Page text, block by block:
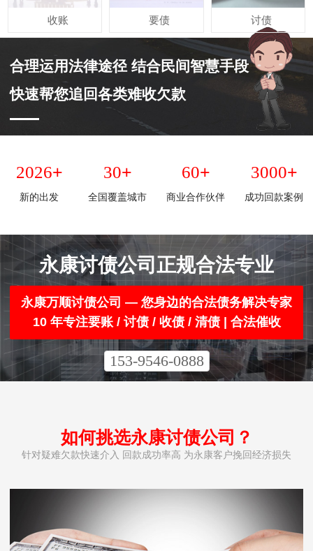
收账 要债 讨债
合理运用法律途径 结合民间智慧手段
快速帮您追回各类难收欠款
2026+
新的出发
30+
全国覆盖城市
60+
商业合作伙伴
3000+
成功回款案例
永康讨债公司正规合法专业
永康万顺讨债公司 — 您身边的合法债务解决专家
10 年专注要账 / 讨债 / 收债 / 清债 | 合法催收
153-9546-0888
如何挑选永康讨债公司？
针对疑难欠款快速介入 回款成功率高 为永康客户挽回经济损失